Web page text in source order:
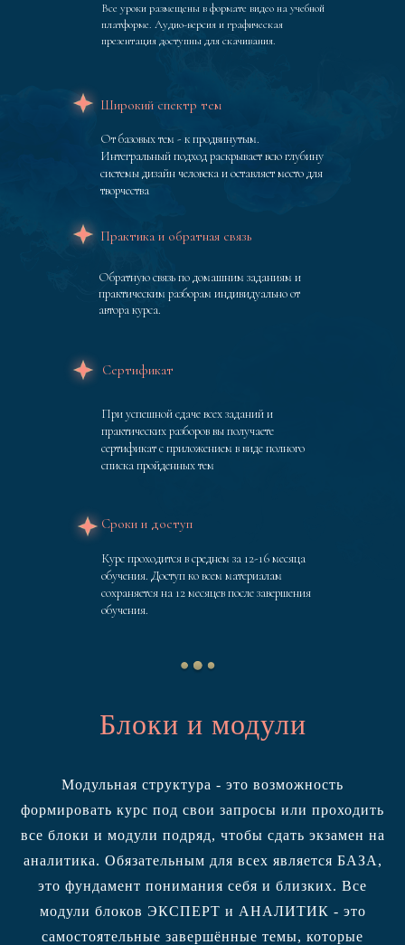
Практика и обратная связь
Обратную связь по домашним заданиям и
практическим разборам индивидуально от
автора курса.
Все уроки размещены в формате видео на учебной
платформе. Аудио-версия и графическая
презентация доступны для скачивания.
Сертификат
При успешной сдаче всех заданий и
практических разборов вы получаете
сертификат с приложением в виде полного
списка пройденных тем
Широкий спектр тем
От базовых тем - к продвинутым.
Интегральный подход раскрывает всю глубину
системы дизайн человека и оставляет место для
творчества
Сроки и доступ
Курс проходится в среднем за 12-16 месяца
обучения. Доступ ко всем материалам
сохраняется на 12 месяцев после завершения
обучения.
Блоки и модули
Модульная структура - это возможность
формировать курс под свои запросы или проходить
все блоки и модули подряд, чтобы сдать экзамен на
аналитика. Обязательным для всех является БАЗА,
это фундамент понимания себя и близких. Все
модули блоков ЭКСПЕРТ и АНАЛИТИК - это
самостоятельные завершённые темы, которые